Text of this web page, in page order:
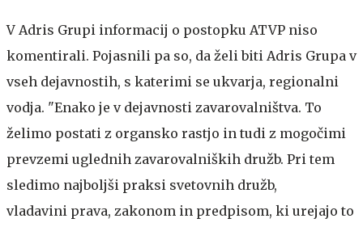
V Adris Grupi informacij o postopku ATVP niso
komentirali. Pojasnili pa so, da želi biti Adris Grupa v
vseh dejavnostih, s katerimi se ukvarja, regionalni
vodja. "Enako je v dejavnosti zavarovalništva. To
želimo postati z organsko rastjo in tudi z mogočimi
prevzemi uglednih zavarovalniških družb. Pri tem
sledimo najboljši praksi svetovnih družb,
vladavini prava, zakonom in predpisom, ki urejajo to